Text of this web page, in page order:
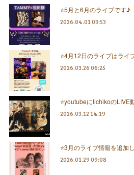
⭐️5月と6月のライブです♪
2026.04.01 03:53
⭐️4月12日のライブはライ
2026.03.26 06:25
⭐️youtubeにIichikoのLIVE
2026.03.12 14:19
⭐️3月のライブ情報を追加
2026.01.29 09:08